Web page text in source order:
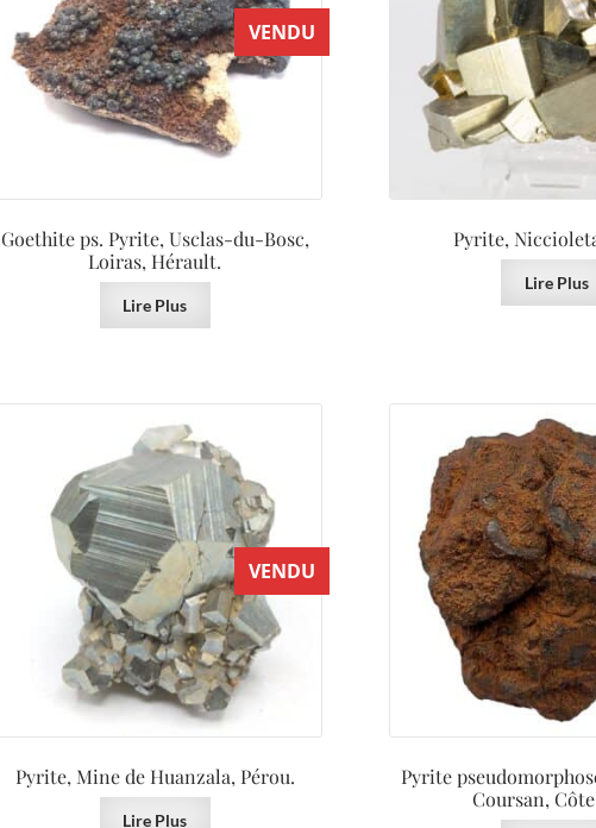
VENDU
Goethite ps. Pyrite, Usclas-du-Bosc,
Loiras, Hérault.
Lire Plus
Pyrite,
Lire Plus
VENDU
Pyrite, Mine de Huanzala, Pérou.
Lire Plus
Pyrite
Coursan, Côte